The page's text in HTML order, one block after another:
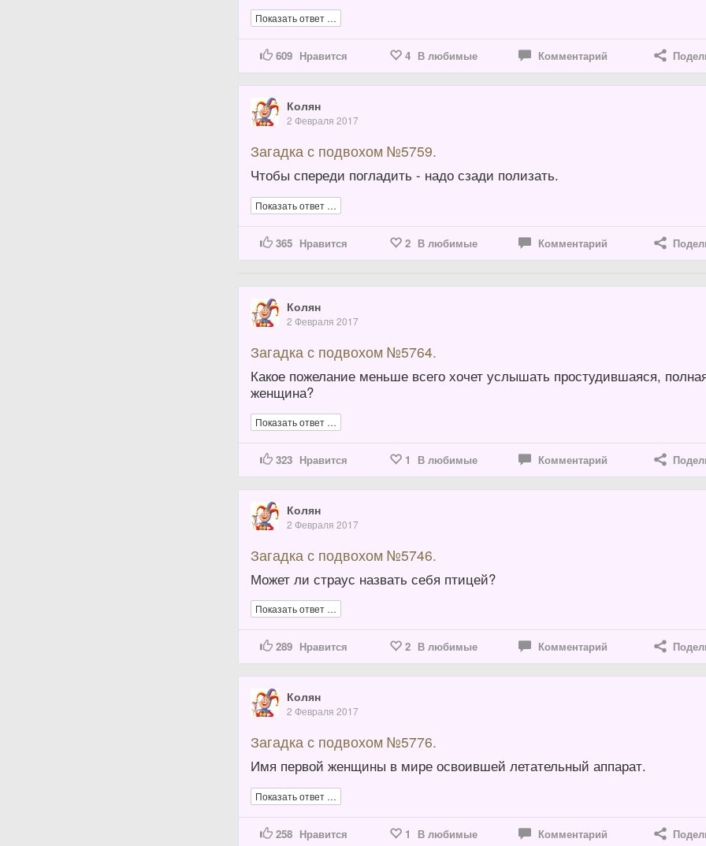
Показать ответ …
609 Нравится 4 В любимые Комментарий
Колян
2 Февраля 2017
Загадка с подвохом №5759.
Чтобы спереди погладить - надо сзади полизать.
Показать ответ …
365 Нравится 2 В любимые Комментарий
Колян
2 Февраля 2017
Загадка с подвохом №5764.
Какое пожелание меньше всего хочет услышать простудившаяся,
женщина?
Показать ответ …
323 Нравится 1 В любимые Комментарий
Колян
2 Февраля 2017
Загадка с подвохом №5746.
Может ли страус назвать себя птицей?
Показать ответ …
289 Нравится 2 В любимые Комментарий
Колян
2 Февраля 2017
Загадка с подвохом №5776.
Имя первой женщины в мире освоившей летательный аппарат.
Показать ответ …
258 Нравится 1 В любимые Комментарий